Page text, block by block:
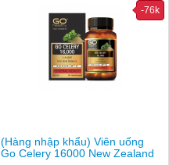
(Hàng nhập khẩu) Viên uống
Go Celery 16000 New Zealand
-76k